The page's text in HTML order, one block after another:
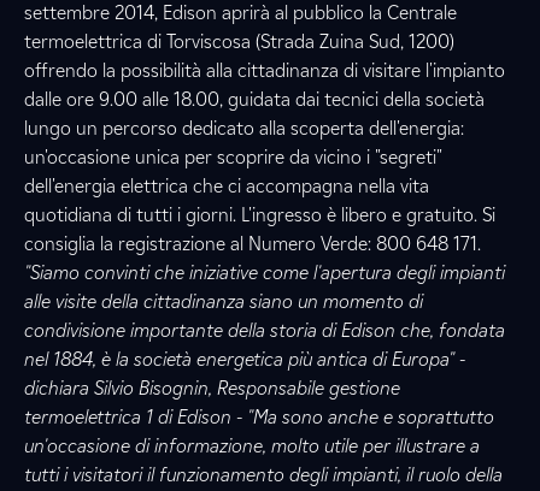
settembre 2014, Edison aprirà al pubblico la Centrale
termoelettrica di Torviscosa (Strada Zuina Sud, 1200)
offrendo la possibilità alla cittadinanza di visitare l'impianto
dalle ore 9.00 alle 18.00, guidata dai tecnici della società
lungo un percorso dedicato alla scoperta dell'energia:
un'occasione unica per scoprire da vicino i "segreti"
dell'energia elettrica che ci accompagna nella vita
quotidiana di tutti i giorni. L'ingresso è libero e gratuito. Si
consiglia la registrazione al Numero Verde: 800 648 171.
"Siamo convinti che iniziative come l'apertura degli impianti
alle visite della cittadinanza siano un momento di
condivisione importante della storia di Edison che, fondata
nel 1884, è la società energetica più antica di Europa" -
dichiara Silvio Bisognin, Responsabile gestione
termoelettrica 1 di Edison - "Ma sono anche e soprattutto
un'occasione di informazione, molto utile per illustrare a
tutti i visitatori il funzionamento degli impianti, il ruolo della